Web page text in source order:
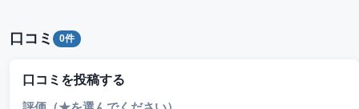
口コミ 0件
口コミを投稿する